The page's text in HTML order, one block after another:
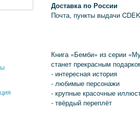
Доставка по России
Почта, пункты выдачи CDEK
Книга «Бемби» из серии
станет прекрасным
- интересная история
- любимые персонажи
- крупные красочные
- твёрдый переплёт